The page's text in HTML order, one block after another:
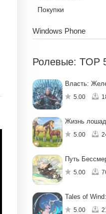
Покупки
Windows Phone
Ролевые: TOP
Власть:
5.00
Жизнь
5.00
Путь
5.00
Tales of
5.00